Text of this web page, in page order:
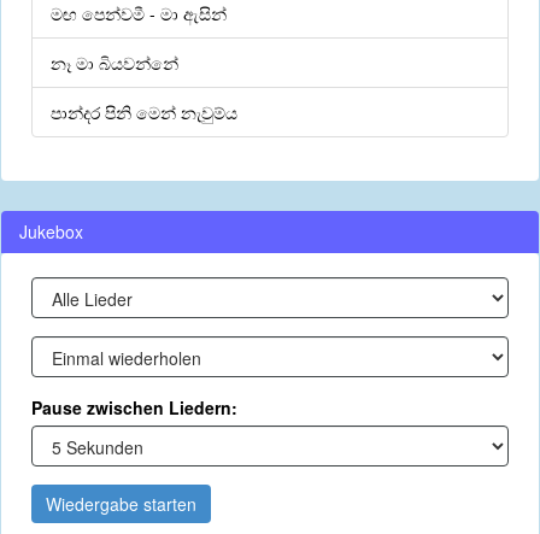
මඟ පෙන්වමී - මා ඇසින්
නෑ මා බියවන්නේ
පාන්දර පිනි මෙන් නැවුම්ය
Jukebox
Pause zwischen Liedern:
Wiedergabe starten